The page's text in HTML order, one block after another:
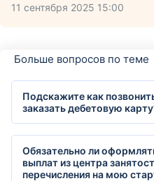
11 сентября 2025 15:00
Больше вопросов по теме
Подскажите как
заказать дебетовую
Обязательно ли
выплат из центра
перечисления на мою